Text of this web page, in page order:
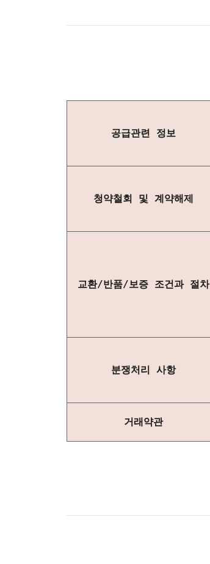
공급관련 정보
청약철회 및 계약해제
교환/반품/보증 조건과 절차
분쟁처리 사항
거래약관